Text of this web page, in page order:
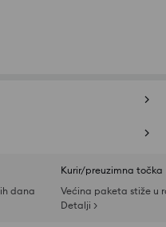
dana
Kurir/preuzimna točka
Većina paketa stiže u
Detalji >